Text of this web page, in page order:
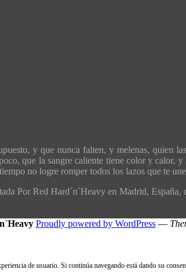
y que nunca falten, y melenas, quien
que la sangre caliente tiene color y
no logre romper todos los lazos que te
Por Red Hard´n´Heavy en Madrid,
Proudly powered by WordPress —
de usuario. Si continúa navegando está dando su